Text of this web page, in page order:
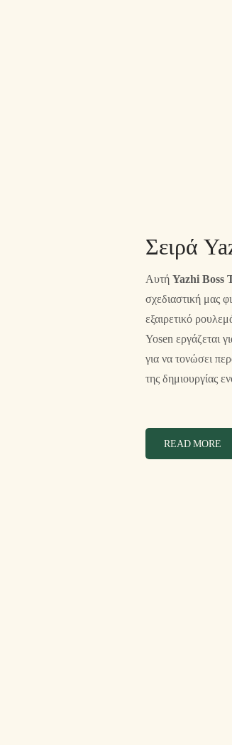
Σειρά
ΑυτήYazhi Boss
σχεδιαστική μας
εξαιρετικό
Yosen εργάζεται
για να τονώσει
της δημιουργίας
READ MORE